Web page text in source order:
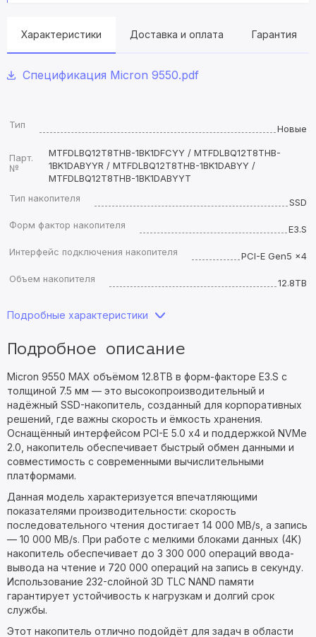
Характеристики Доставка и оплата Гарантия
Спецификация Micron 9550.pdf
Тип Новые
Парт.
№
MTFDLBQ12T8THB-1BK1DFCYY / MTFDLBQ12T8THB-
1BK1DABYYR / MTFDLBQ12T8THB-1BK1DABYY /
MTFDLBQ12T8THB-1BK1DABYYT
Тип накопителя
SSD
Форм фактор накопителя
E3.S
Интерфейс подключения накопителя
PCI-E Gen5 x4
Объем накопителя
12.8TB
Подробные характеристики
Подробное описание
Micron 9550 MAX объёмом 12.8TB в форм-факторе E3.S с
толщиной 7.5 мм — это высокопроизводительный и
надёжный SSD-накопитель, созданный для корпоративных
решений, где важны скорость и ёмкость хранения.
Оснащённый интерфейсом PCI-E 5.0 x4 и поддержкой NVMe
2.0, накопитель обеспечивает быстрый обмен данными и
совместимость с современными вычислительными
платформами.
Данная модель характеризуется впечатляющими
показателями производительности: скорость
последовательного чтения достигает 14 000 MB/s, а запись
— 10 000 MB/s. При работе с мелкими блоками данных (4K)
накопитель обеспечивает до 3 300 000 операций ввода-
вывода на чтение и 720 000 операций на запись в секунду.
Использование 232-слойной 3D TLC NAND памяти
гарантирует устойчивость к нагрузкам и долгий срок
службы.
Этот накопитель отлично подойдёт для задач в области